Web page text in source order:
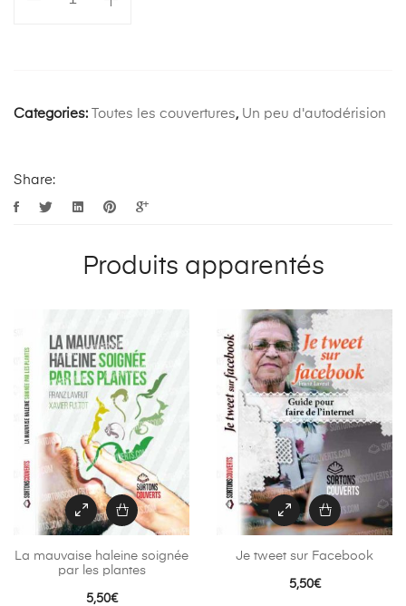
Categories: Toutes les couvertures, Un peu d'autodérision
Share:
Produits apparentés
La mauvaise haleine soignée
par les plantes
5,50€
Je tweet sur Facebook
5,50€